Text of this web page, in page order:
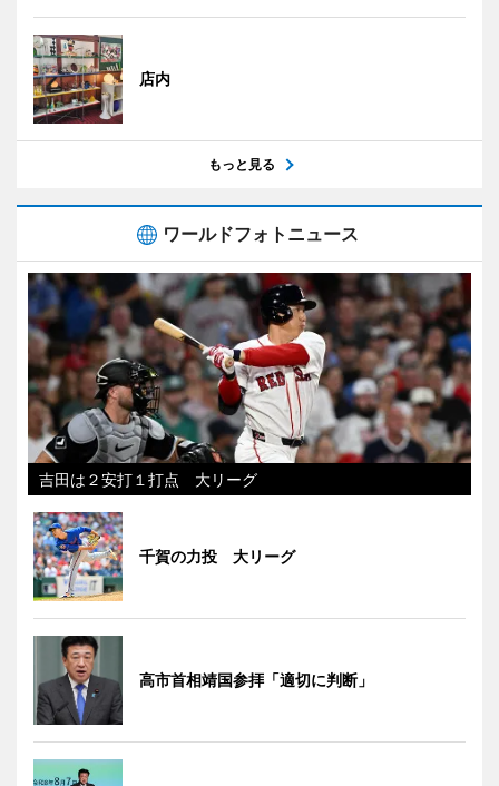
店内
もっと見る
ワールドフォトニュース
吉田は２安打１打点 大リーグ
千賀の力投 大リーグ
高市首相靖国参拝「適切に判断」